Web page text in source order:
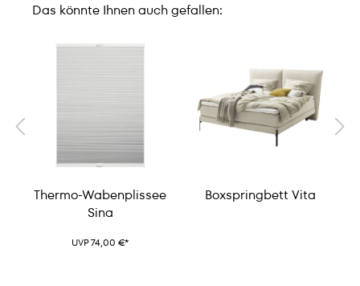
Das könnte Ihnen auch gefallen:
Thermo-Wabenplissee
Sina
UVP 74,00 €*
Boxspringbett Vita